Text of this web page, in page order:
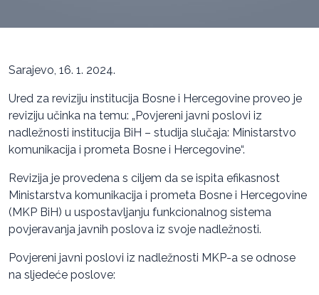
Sarajevo, 16. 1. 2024.
Ured za reviziju institucija Bosne i Hercegovine proveo je
reviziju učinka na temu: „Povjereni javni poslovi iz
nadležnosti institucija BiH – studija slučaja: Ministarstvo
komunikacija i prometa Bosne i Hercegovine“.
Revizija je provedena s ciljem da se ispita efikasnost
Ministarstva komunikacija i prometa Bosne i Hercegovine
(MKP BiH) u uspostavljanju funkcionalnog sistema
povjeravanja javnih poslova iz svoje nadležnosti.
Povjereni javni poslovi iz nadležnosti MKP-a se odnose
na sljedeće poslove: